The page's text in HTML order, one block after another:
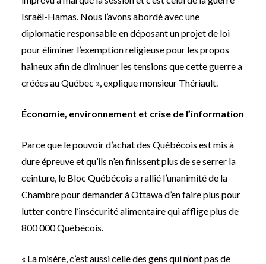
Israël-Hamas. Nous l’avons abordé avec une
diplomatie responsable en déposant un projet de loi
pour éliminer l’exemption religieuse pour les propos
haineux afin de diminuer les tensions que cette guerre a
créées au Québec », explique monsieur Thériault.
Économie, environnement et crise de l’information
Parce que le pouvoir d’achat des Québécois est mis à
dure épreuve et qu’ils n’en finissent plus de se serrer la
ceinture, le Bloc Québécois a rallié l’unanimité de la
Chambre pour demander à Ottawa d’en faire plus pour
lutter contre l’insécurité alimentaire qui afflige plus de
800 000 Québécois.
« La misère, c’est aussi celle des gens qui n’ont pas de